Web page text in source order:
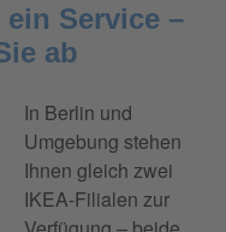
Service –
ab
In Berlin und
Umgebung stehen
Ihnen gleich zwei
IKEA-Filialen zur